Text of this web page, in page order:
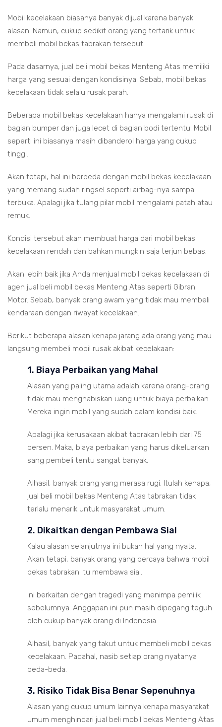
Mobil kecelakaan biasanya banyak dijual karena banyak
alasan. Namun, cukup sedikit orang yang tertarik untuk
membeli mobil bekas tabrakan tersebut.
Pada dasarnya, jual beli mobil bekas Menteng Atas memiliki
harga yang sesuai dengan kondisinya. Sebab, mobil bekas
kecelakaan tidak selalu rusak parah.
Beberapa mobil bekas kecelakaan hanya mengalami rusak di
bagian bumper dan juga lecet di bagian bodi tertentu. Mobil
seperti ini biasanya masih dibanderol harga yang cukup
tinggi.
Akan tetapi, hal ini berbeda dengan mobil bekas kecelakaan
yang memang sudah ringsel seperti airbag-nya sampai
terbuka. Apalagi jika tulang pilar mobil mengalami patah atau
remuk.
Kondisi tersebut akan membuat harga dari mobil bekas
kecelakaan rendah dan bahkan mungkin saja terjun bebas.
Akan lebih baik jika Anda menjual mobil bekas kecelakaan di
agen jual beli mobil bekas Menteng Atas seperti Gibran
Motor. Sebab, banyak orang awam yang tidak mau membeli
kendaraan dengan riwayat kecelakaan.
Berikut beberapa alasan kenapa jarang ada orang yang mau
langsung membeli mobil rusak akibat kecelakaan:
1. Biaya Perbaikan yang Mahal
Alasan yang paling utama adalah karena orang-orang
tidak mau menghabiskan uang untuk biaya perbaikan.
Mereka ingin mobil yang sudah dalam kondisi baik.
Apalagi jika kerusakaan akibat tabrakan lebih dari 75
persen. Maka, biaya perbaikan yang harus dikeluarkan
sang pembeli tentu sangat banyak.
Alhasil, banyak orang yang merasa rugi. Itulah kenapa,
jual beli mobil bekas Menteng Atas tabrakan tidak
terlalu menarik untuk masyarakat umum.
2. Dikaitkan dengan Pembawa Sial
Kalau alasan selanjutnya ini bukan hal yang nyata.
Akan tetapi, banyak orang yang percaya bahwa mobil
bekas tabrakan itu membawa sial.
Ini berkaitan dengan tragedi yang menimpa pemilik
sebelumnya. Anggapan ini pun masih dipegang teguh
oleh cukup banyak orang di Indonesia.
Alhasil, banyak yang takut untuk membeli mobil bekas
kecelakaan. Padahal, nasib setiap orang nyatanya
beda-beda.
3. Risiko Tidak Bisa Benar Sepenuhnya
Alasan yang cukup umum lainnya kenapa masyarakat
umum menghindari jual beli mobil bekas Menteng Atas